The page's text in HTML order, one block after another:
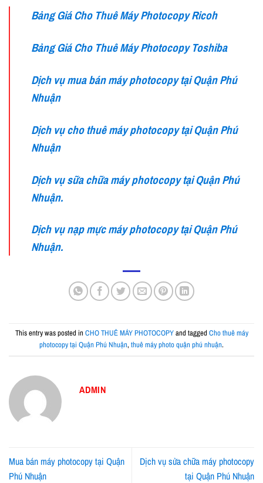
Bảng Giá Cho Thuê Máy Photocopy Ricoh
Bảng Giá Cho Thuê Máy Photocopy Toshiba
Dịch vụ mua bán máy photocopy tại Quận Phú
Nhuận
Dịch vụ cho thuê máy photocopy tại Quận Phú
Nhuận
Dịch vụ sữa chữa máy photocopy tại Quận Phú
Nhuận.
Dịch vụ nạp mực máy photocopy tại Quận Phú
Nhuận.
This entry was posted in CHO THUÊ MÁY PHOTOCOPYand tagged Cho thuê máy
photocopy tại Quận Phú Nhuận, thuê máy photo quận phú nhuận.
ADMIN
Mua bán máy photocopy tại Quận
Phú Nhuận
Dịch vụ sửa chữa máy photocopy
tại Quận Phú Nhuận